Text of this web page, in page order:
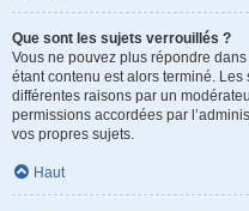
Que sont les sujets verrouillés ?
Vous ne pouvez plus répondre
étant contenu est alors terminé.
différentes raisons par un
permissions accordées par
vos propres sujets.
Haut